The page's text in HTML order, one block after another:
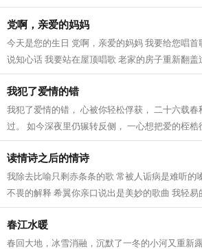
蒙尘的灵魂 让飞翔的血液投进火焰...
党啊，亲爱的妈妈
今天是您的生日 党啊，亲爱的妈妈 我要给您唱
说知心话 我要站在屋顶唱歌 老家的房子重新翻
麦已经丰收，玉米正在拔节 我要...
我犯了爱情的错
我犯了爱情的错， 心被你轻松俘获， 二十六载春
过。 如今深夜里仍辗转反侧， 一心想把爱的桎
变自我， 深陷在直线思考爱情的世界...
读情诗之后的情诗
我除去比喻只剩赤条条的歌 常被人诟病是难听的
不畏的解释 希翼你亲口说出是美妙的歌曲 我轻易
不愿变成一个歌唱家 也不愿再用...
春江水暖
春回大地，冰雪消融，沉默了一冬的小河又重新